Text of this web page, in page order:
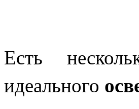
Есть
идеального